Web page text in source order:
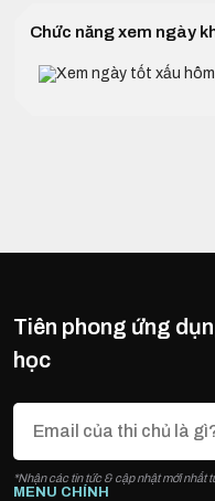
Chức năng xem ngày
Tiên phong ứng
học
*Nhận các tin tức & cập nhật mới nhất
MENU CHÍNH